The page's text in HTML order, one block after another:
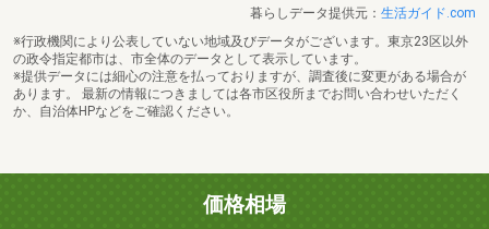
暮らしデータ提供元： 生活ガイド.com
※行政機関により公表していない地域及びデータがございます。東京23区以外
の政令指定都市は、市全体のデータとして表示しています。
※提供データには細心の注意を払っておりますが、調査後に変更がある場合が
あります。 最新の情報につきましては各市区役所までお問い合わせいただく
か、自治体HPなどをご確認ください。
価格相場